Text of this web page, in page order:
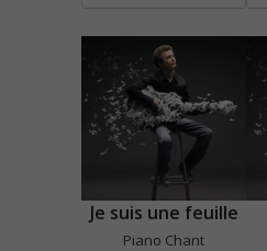
Je suis une feuille
Piano Chant